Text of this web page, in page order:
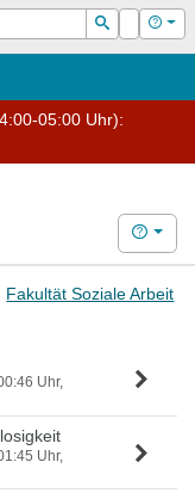
Suchen
Login Hilfe
05:00 Uhr):
Hilfe
Fakultät Soziale Arbeit
Uhr,
Uhr,